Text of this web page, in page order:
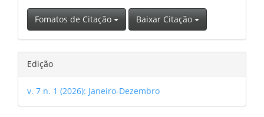
Fomatos de Citação Baixar Citação
Edição
v. 7 n. 1 (2026): Janeiro-Dezembro